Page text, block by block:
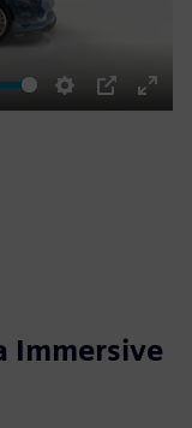
Settings
PIP
Enter
Immersive